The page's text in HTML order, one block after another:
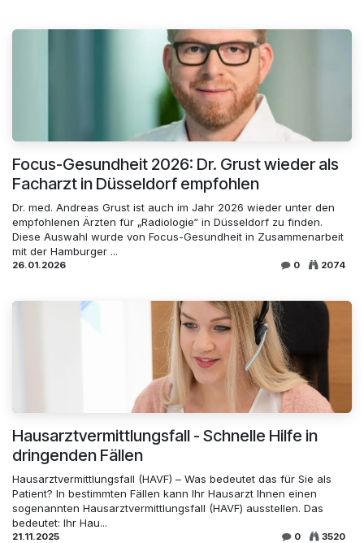
Focus-Gesundheit 2026: Dr. Grust wieder als
Facharzt in Düsseldorf empfohlen
Dr. med. Andreas Grust ist auch im Jahr 2026 wieder unter den
empfohlenen Ärzten für „Radiologie“ in Düsseldorf zu finden.
Diese Auswahl wurde von Focus-Gesundheit in Zusammenarbeit
mit der Hamburger ...
26.01.2026 0 2074
Hausarztvermittlungsfall - Schnelle Hilfe in
dringenden Fällen
Hausarztvermittlungsfall (HAVF) – Was bedeutet das für Sie als
Patient? In bestimmten Fällen kann Ihr Hausarzt Ihnen einen
sogenannten Hausarztvermittlungsfall (HAVF) ausstellen. Das
bedeutet: Ihr Hau...
21.11.2025 0 3520